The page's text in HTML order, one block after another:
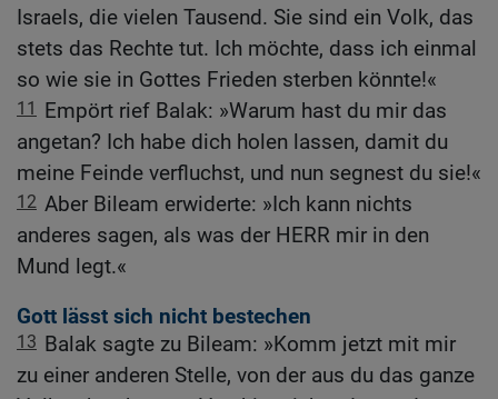
Israels, die vielen Tausend. Sie sind ein Volk, das
stets das Rechte tut. Ich möchte, dass ich einmal
so wie sie in Gottes Frieden sterben könnte!«
11 Empört rief Balak: »Warum hast du mir das
angetan? Ich habe dich holen lassen, damit du
meine Feinde verfluchst, und nun segnest du sie!«
12 Aber Bileam erwiderte: »Ich kann nichts
anderes sagen, als was der HERR mir in den
Mund legt.«
Gott lässt sich nicht bestechen
13 Balak sagte zu Bileam: »Komm jetzt mit mir
zu einer anderen Stelle, von der aus du das ganze